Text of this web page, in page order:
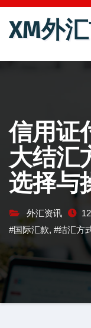
跳
XM外
信用证
大结汇
选择与
外汇资讯
#国际汇款, #结汇方